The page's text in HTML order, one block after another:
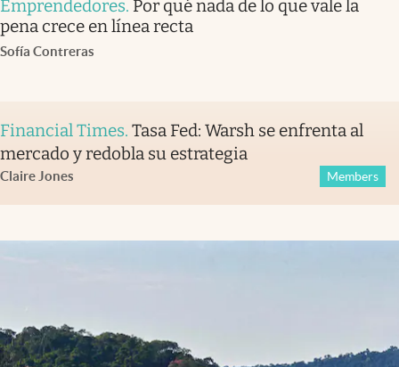
Emprendedores. Por qué nada de lo que vale la
pena crece en línea recta
Sofía Contreras
Financial Times. Tasa Fed: Warsh se enfrenta al
mercado y redobla su estrategia
Claire Jones Members